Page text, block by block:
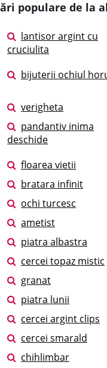
populare de la
lantisor argint cu
cruciulita
bijuterii ochiul
verigheta
pandantiv inima
deschide
floarea vietii
bratara infinit
ochi turcesc
ametist
piatra albastra
cercei topaz mistic
granat
piatra lunii
cercei argint clips
cercei smarald
chihlimbar